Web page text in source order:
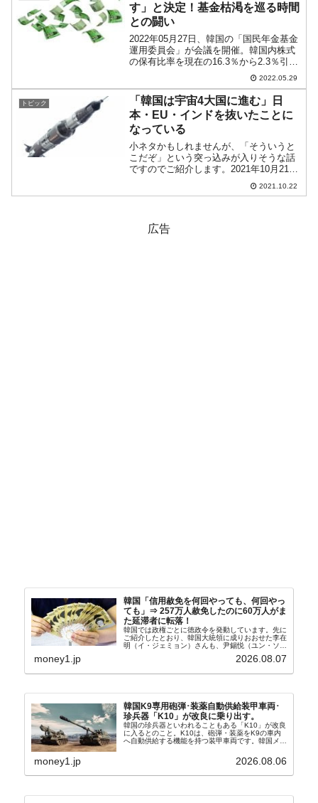
す」と決定！基金枯渇を巡る時間
との闘い
2022年05月27日、韓国の「国民年金基金
運用委員会」が会議を開催。韓国内株式
の保有比率を現在の16.3％から2.3％引き
下げて「14.0％」とすることを決定しま
した。ポートフォリオで韓国株式の比率
を下げるのです。Money1をずっと読ん...
2022.05.29
トピック
「韓国は宇宙4大国に進む」日
本・EU・インドを抜いたことに
なっている
小ネタかもしれませんが、「そういうと
こだぞ」という突っ込みが入りそうな話
ですのでご紹介します。2021年10月21
日、韓国のロケット「ヌリ号」が発射さ
れました。ロケットは無事に飛び、第1
2021.10.22
広告
韓国「信用赦免を何回やっても、何回やっ
ても」⇒ 257万人赦免したのに60万人がま
た延滞者に転落！
韓国では政権ごとに徳政令を発動しています。先に
ご紹介したとおり、韓国大統領に成りおおせた李在
明（イ・ジェミョン）さんも、尹錫悦（ユン・ソギ
バンクにして不良債権の買い取りを行い、分割償還
money1.jp 2026.08.07
韓国K9専用砲弾･装薬自動供給装甲車両･
珍兵器「K10」が改良に乗り出す。
韓国の珍兵器といわれることもある「K10」が改良
に入るとのこと。K10は、砲弾・装薬をK9の車内
へ自動供給する機能を持つ装甲車両です。韓国メデ
から以下に一部を引きます。2005年に初めて...
money1.jp 2026.08.06